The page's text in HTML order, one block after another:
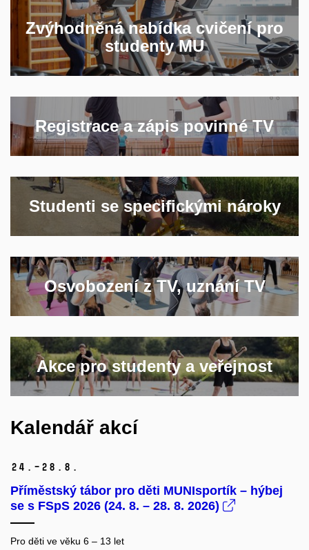
Zvýhodněná nabídka cvičení pro
studenty MU
Registrace a zápis povinné TV
Studenti se specifickými nároky
Osvobození z TV, uznání TV
Akce pro studenty a veřejnost
Kalendář akcí
24.–28. 8.
Příměstský tábor pro děti MUNIsportík – hýbej
se s FSpS 2026 (24. 8. – 28. 8. 2026)
Pro děti ve věku 6 – 13 let